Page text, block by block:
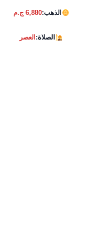
الذهب:6,880 ج.م
الصلاة:العصر